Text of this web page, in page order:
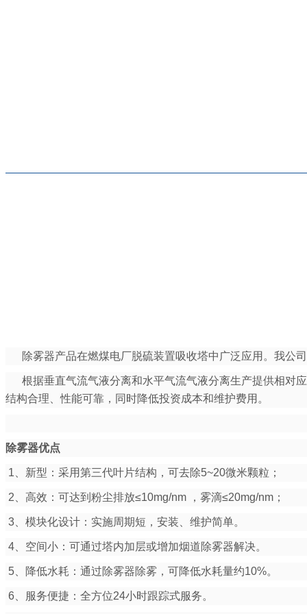
除雾器产品在燃煤电厂脱硫装置吸收塔中广泛应用。我公
根据垂直气流气液分离和水平气流气液分离生产提供相对
结构合理、性能可靠，同时降低投资成本和维护费用。
除雾器优点
1、新型：采用第三代叶片结构，可去除5~20微米颗粒；
2、高效：可达到粉尘排放≤10mg/nm ，雾滴≤20mg/nm；
3、模块化设计：实施周期短，安装、维护简单。
4、空间小：可通过塔内加层或增加烟道除雾器解决。
5、降低水耗：通过除雾器除雾，可降低水耗量约10%。
6、服务便捷：全方位24小时跟踪式服务。